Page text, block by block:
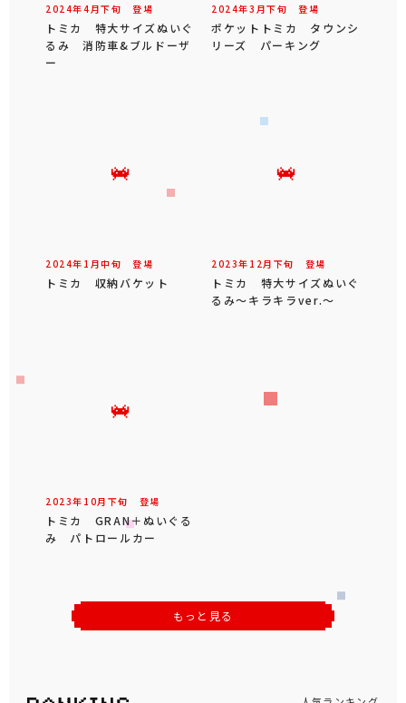
2024年4 月下旬 登場
トミカ 特大サイズぬいぐ
るみ 消防車&ブルドーザ
ー
2024年3 月下旬 登場
ポケットトミカ タウンシ
リーズ パーキング
2024年 1 月中旬 登場
トミカ 収納バケット
2023年 12 月 下旬 登場
トミカ 特大サイズぬいぐ
るみ～キラキラver.～
2023年 10月 下旬 登場
トミカ GRAN＋ぬいぐる
み パトロールカー
もっと見る